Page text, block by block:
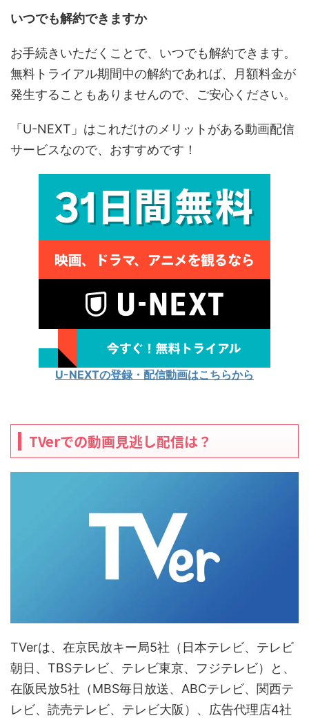
いつでも解約できますか
お手続きいただくことで、いつでも解約できます。
無料トライアル期間中の解約であれば、月額料金が
発生することもありませんので、ご安心ください。
「U-NEXT」はこれだけのメリットがある動画配信
サービスなので、おすすめです！
U-NEXTの登録・配信動画はこちらから
TVerでの動画見逃し配信は？
TVerは、在京民放キー局5社（日本テレビ、テレビ
朝日、TBSテレビ、テレビ東京、フジテレビ）と、
在阪民放5社（MBS毎日放送、ABCテレビ、関西テ
レビ、読売テレビ、テレビ大阪）、広告代理店4社